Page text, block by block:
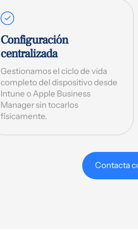
Configuración
centralizada
Gestionamos el ciclo de vida
completo del dispositivo desde
Intune o Apple Business
Manager sin tocarlos
físicamente.
Contacta